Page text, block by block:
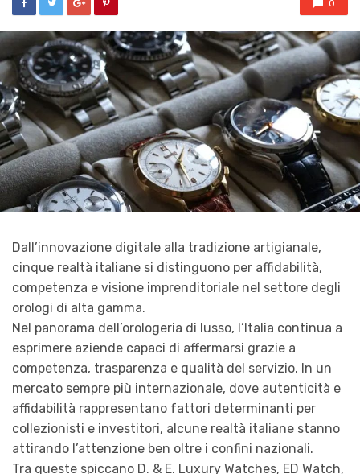
0
Dall’innovazione digitale alla tradizione artigianale,
cinque realtà italiane si distinguono per affidabilità,
competenza e visione imprenditoriale nel settore degli
orologi di alta gamma.
Nel panorama dell’orologeria di lusso, l’Italia continua a
esprimere aziende capaci di affermarsi grazie a
competenza, trasparenza e qualità del servizio. In un
mercato sempre più internazionale, dove autenticità e
affidabilità rappresentano fattori determinanti per
collezionisti e investitori, alcune realtà italiane stanno
attirando l’attenzione ben oltre i confini nazionali.
Tra queste spiccano D. & E. Luxury Watches, ED Watch,